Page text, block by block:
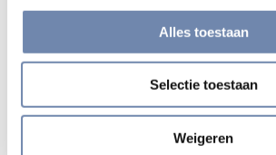
Alles toestaan
Selectie toestaan
Weigeren
namelijk in Ferrare, of je zult in geen
zijn. Hiervan zijn wij des te sterker
ons evident is dat je daar beter geholpen
Een raad geef ik je dus. Hou je met veel
tegenover je overste. Vraag hem dat hij je